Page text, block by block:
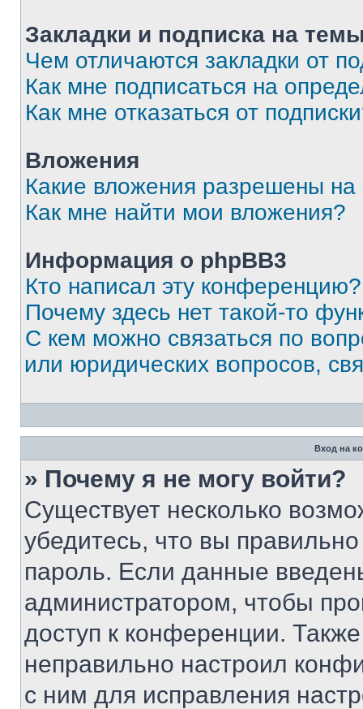
Закладки и подписка на
Чем отличаются закладки от
Как мне подписаться на
Как мне отказаться от
Вложения
Какие вложения разрешены
Как мне найти мои вложения?
Информация о phpBB3
Кто написал эту конференцию?
Почему здесь нет такой-то
С кем можно связаться по
или юридических вопросов,
Вход на
» Почему я не могу войти?
Существует несколько
убедитесь, что вы
пароль. Если данные
администратором, чтобы
доступ к конференции.
неправильно настроил
с ним для исправления